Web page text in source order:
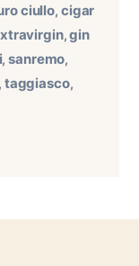
ciullo, cigar
,gin
,sanremo,
taggiasco,